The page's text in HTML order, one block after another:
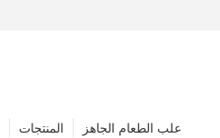
علب الطعام الجاهز المنتجات